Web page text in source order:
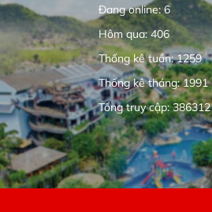
Đang online: 6
Hôm qua: 406
Thống kê tuần: 1259
Thống kê tháng: 1991
Tổng truy cập: 386312